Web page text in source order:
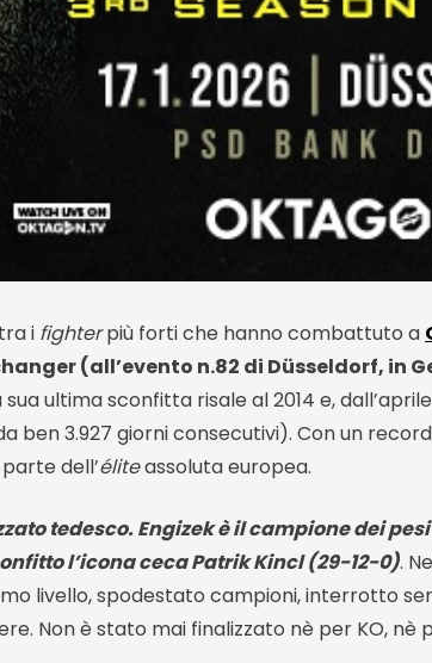
i fighterpiù forti che hanno combattuto a
(all’evento n.82 di Düsseldorf, in
sua ultima sconfitta risale al 2014 e,
ben 3.927 giorni consecutivi). Con un
dell’éliteassoluta europea.
tedesco. Engizek è il campione dei
l’icona ceca Patrik Kincl (29-12-0).
livello, spodestato campioni, interrotto
Non è stato mai finalizzato nè per KO, nè